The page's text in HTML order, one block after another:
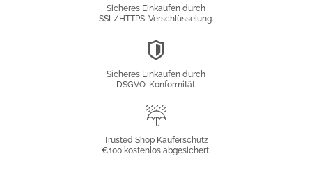
Sicheres Einkaufen durch
SSL/HTTPS-Verschlüsselung.
Sicheres Einkaufen durch
DSGVO-Konformität.
Käuferschutz
Trusted Shop Käuferschutz
€100 kostenlos abgesichert.